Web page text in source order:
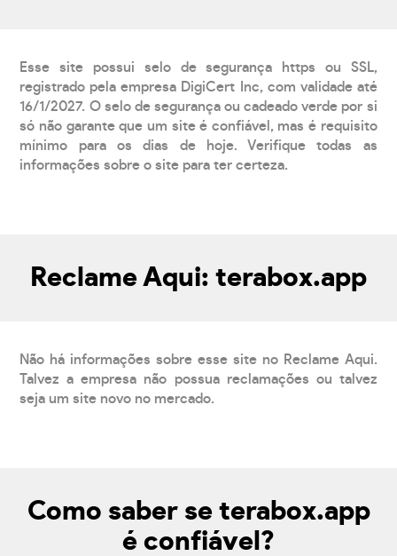
Esse site possui selo de segurança https ou SSL,
registrado pela empresa DigiCert Inc, com validade até
16/1/2027. O selo de segurança ou cadeado verde por si
só não garante que um site é confiável, mas é requisito
mínimo para os dias de hoje. Verifique todas as
informações sobre o site para ter certeza.
Reclame Aqui: terabox.app
Não há informações sobre esse site no Reclame Aqui.
Talvez a empresa não possua reclamações ou talvez
seja um site novo no mercado.
Como saber se terabox.app
é confiável?